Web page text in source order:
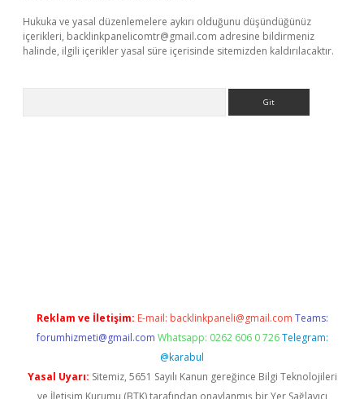
Hukuka ve yasal düzenlemelere aykırı olduğunu düşündüğünüz
içerikleri, backlinkpanelicomtr@gmail.com adresine bildirmeniz
halinde, ilgili içerikler yasal süre içerisinde sitemizden kaldırılacaktır.
Reklam ve İletişim: E-mail: backlinkpaneli@gmail.com Teams:
forumhizmeti@gmail.com Whatsapp: 0262 606 0 726 Telegram:
@karabul
Yasal Uyarı: Sitemiz, 5651 Sayılı Kanun gereğince Bilgi Teknolojileri
ve İletişim Kurumu (BTK) tarafından onaylanmış bir Yer Sağlayıcı